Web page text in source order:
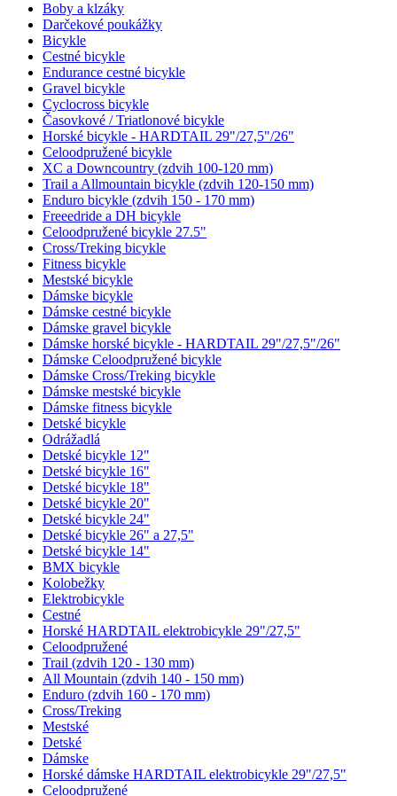
Boby a klzáky
Darčekové poukážky
Bicykle
Cestné bicykle
Endurance cestné bicykle
Gravel bicykle
Cyclocross bicykle
Časovkové / Triatlonové bicykle
Horské bicykle - HARDTAIL 29"/27,5"/26"
Celoodpružené bicykle
XC a Downcountry (zdvih 100-120 mm)
Trail a Allmountain bicykle (zdvih 120-150 mm)
Enduro bicykle (zdvih 150 - 170 mm)
Freeedride a DH bicykle
Celoodpružené bicykle 27.5"
Cross/Treking bicykle
Fitness bicykle
Mestské bicykle
Dámske bicykle
Dámske cestné bicykle
Dámske gravel bicykle
Dámske horské bicykle - HARDTAIL 29"/27,5"/26"
Dámske Celoodpružené bicykle
Dámske Cross/Treking bicykle
Dámske mestské bicykle
Dámske fitness bicykle
Detské bicykle
Odrážadlá
Detské bicykle 12"
Detské bicykle 16"
Detské bicykle 18"
Detské bicykle 20"
Detské bicykle 24"
Detské bicykle 26" a 27,5"
Detské bicykle 14"
BMX bicykle
Kolobežky
Elektrobicykle
Cestné
Horské HARDTAIL elektrobicykle 29"/27,5"
Celoodpružené
Trail (zdvih 120 - 130 mm)
All Mountain (zdvih 140 - 150 mm)
Enduro (zdvih 160 - 170 mm)
Cross/Treking
Mestské
Detské
Dámske
Horské dámske HARDTAIL elektrobicykle 29"/27,5"
Celoodpružené